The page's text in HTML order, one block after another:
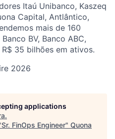
Itaú Unibanco, Kaszeq
Capital, Antlântico,
mais de 160
BV, Banco ABC,
35 bilhões em ativos.
2026
applications
.
Sr. FinOps Engineer" Quona